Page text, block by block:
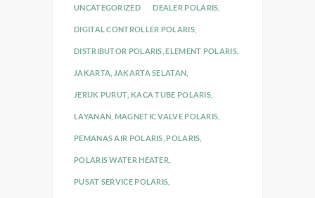
UNCATEGORIZED DEALER POLARIS
DIGITAL CONTROLLER POLARIS,
DISTRIBUTOR POLARIS ,ELEMENT POLARIS,
JAKARTA JAKARTA SELATAN
JERUK PURUT KACA TUBE POLARIS
LAYANAN MAGNETIC VALVE POLARIS
PEMANAS AIR POLARIS POLARIS
POLARIS WATER HEATER
PUSAT SERVICE POLARIS